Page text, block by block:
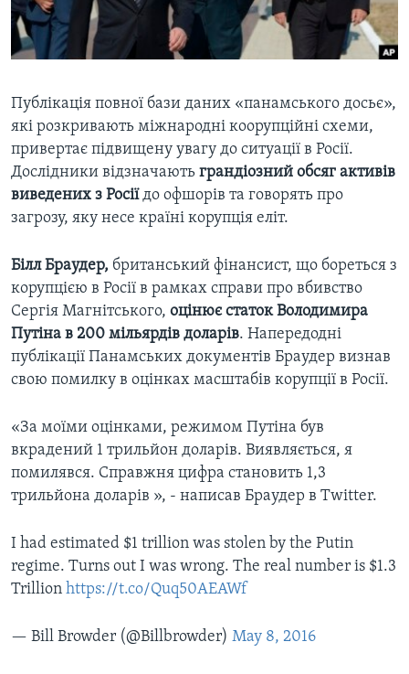
СУСПІЛЬСТВО
ЕКОНОМІКА
ТЕЛЕПРОГРАМИ
БРИФІНГ ГОЛОСУ АМЕРИКИ
СТУДІЯ ВАШИНГТОН
ВІКНО В АМЕРИКУ
ПРАЙМ-ТАЙМ
Learning English
МИ В СОЦМЕРЕЖАХ
Публікація повної бази даних «панамського досьє»,
які розкривають міжнародні коорупційні схеми,
привертає підвищену увагу до ситуації в Росії.
Дослідники відзначають грандіозний обсяг активів
виведених з Росіїдо офшорів та говорять про
загрозу, яку несе країні корупція еліт.
Білл Браудер, британський фінансист, що бореться з
корупцією в Росії в рамках справи про вбивство
Сергія Магнітського, оцінює статок Володимира
Путіна в 200 мільярдів доларів. Напередодні
публікації Панамських документів Браудер визнав
свою помилку в оцінках масштабів корупції в Росії.
«За моїми оцінками, режимом Путіна був
вкрадений 1 трильйон доларів. Виявляється, я
помилявся. Справжня цифра становить 1,3
трильйона доларів », - написав Браудер в Twitter.
I had estimated $1 trillion was stolen by the Putin
regime. Turns out I was wrong. The real number is $1.3
Trillion https://t.co/Quq50AEAWf
— Bill Browder (@Billbrowder) May 8, 2016